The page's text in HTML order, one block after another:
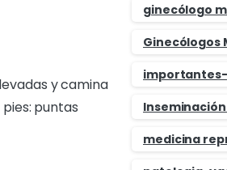
y camina
puntas
ginecólogo
Ginecólogos
medicina